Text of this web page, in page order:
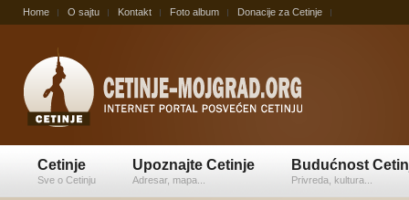
Home O sajtu Kontakt Foto album Donacije za Cetinje
Cetinje
Sve o Cetinju
Upoznajte Cetinje
Adresar, mapa...
Budućnost
Privreda, kultura...